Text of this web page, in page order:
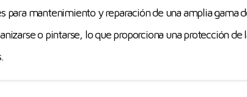
para mantenimiento y reparación de una amplia gama
o pintarse, lo que proporciona una protección de